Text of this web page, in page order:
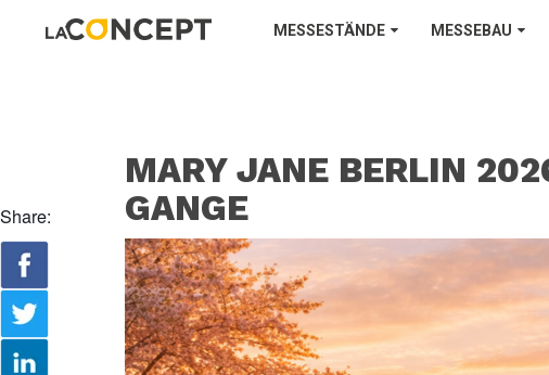
MESSESTÄNDE MESSEBAU
Share:
MARY JANE BERLIN
GANGE